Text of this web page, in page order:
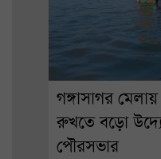
গঙ্গাসাগর
রুখতে বড়ো
পৌরসভার